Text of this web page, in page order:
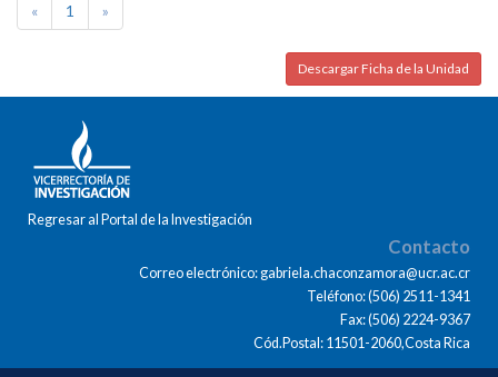
« 1 »
Descargar Ficha de la Unidad
Regresar al Portal de la Investigación
Contacto
Correo electrónico: gabriela.chaconzamora@ucr.ac.cr
Teléfono: (506) 2511-1341
Fax: (506) 2224-9367
Cód.Postal: 11501-2060,Costa Rica